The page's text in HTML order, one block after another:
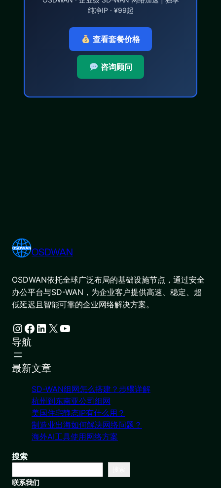
纯净IP · ¥99起
查看套餐价格
咨询顾问
OSDWAN
OSDWAN依托全球广泛布局的基础设施节点，通过安全
办公平台与SD-WAN，为企业客户提供高速、稳定、超
低延迟且智能可靠的企业网络解决方案。
Instagram Facebook LinkedIn X YouTube
导航
最新文章
SD-WAN组网怎么搭建？步骤详解
杭州到东南亚公司组网
美国住宅静态IP有什么用？
制造业出海如何解决网络问题？
海外AI工具使用网络方案
搜索
联系我们